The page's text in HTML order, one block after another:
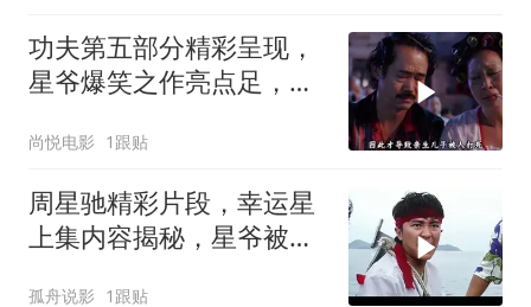
功夫第五部分精彩呈现，
星爷爆笑之作亮点足，艺
尚悦电影 1跟贴
周星驰精彩片段，幸运星
上集内容揭秘，星爷被黑
孤舟说影 1跟贴